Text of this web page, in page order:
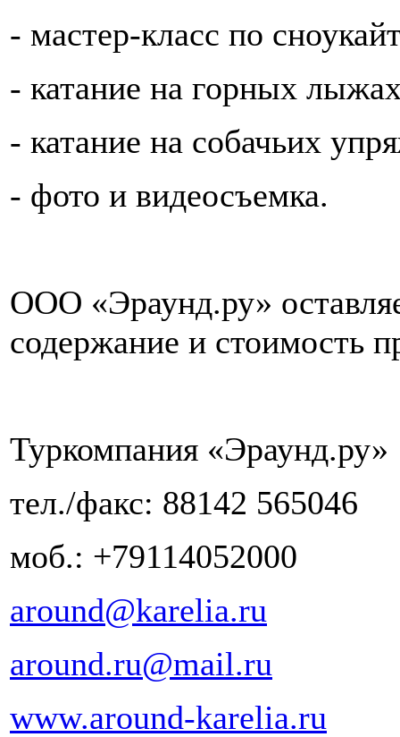
- мастер-класс по
- катание на горных
- катание на собачьих
- фото и видеосъемка.
ООО «Эраунд.ру»
содержание и стоимость
Туркомпания «Эраунд.ру»
тел./факс: 88142 565046
моб.: +79114052000
around@karelia.ru
around.ru@mail.ru
www.around-karelia.ru